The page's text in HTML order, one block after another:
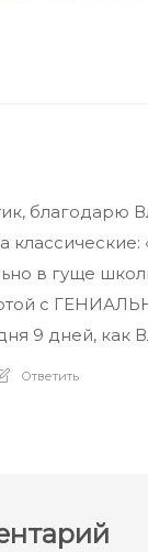
благодарю
в гуще
с
9 дней, как
Ответить